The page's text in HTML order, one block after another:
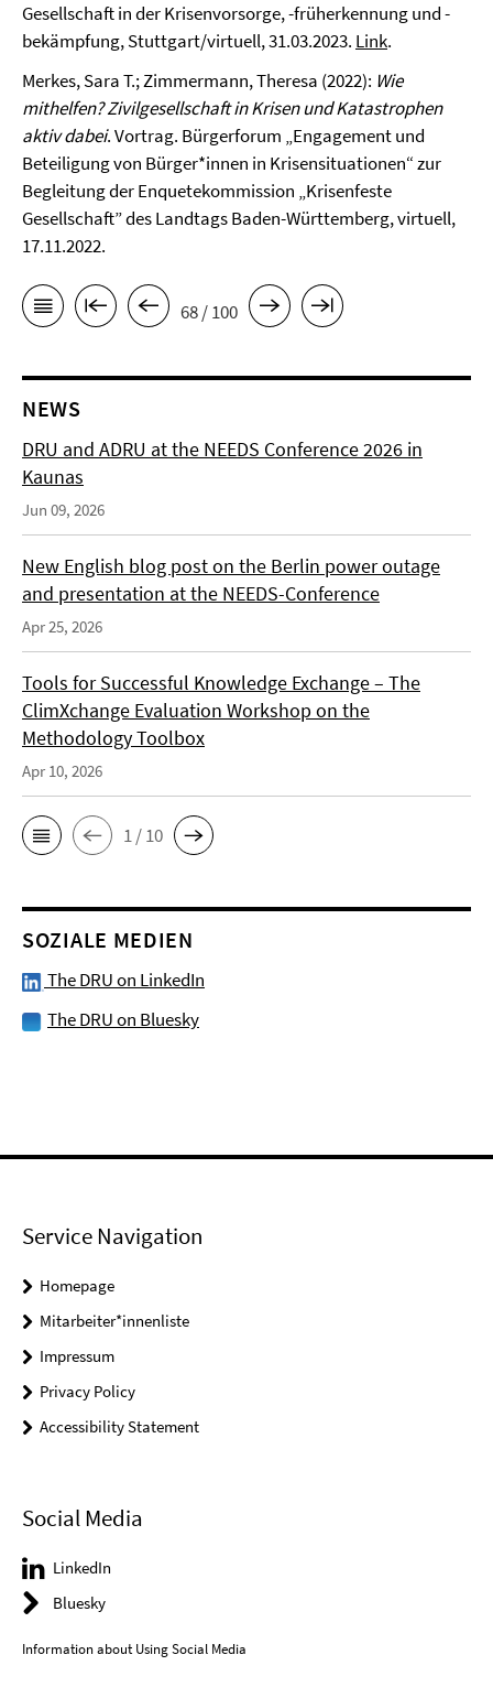
Gesellschaft in der Krisenvorsorge, -früherkennung und -
bekämpfung, Stuttgart/virtuell, 31.03.2023. Link.
Merkes, Sara T.; Zimmermann, Theresa (2022): Wie
mithelfen? Zivilgesellschaft in Krisen und Katastrophen
aktiv dabei. Vortrag. Bürgerforum „Engagement und
Beteiligung von Bürger*innen in Krisensituationen“ zur
Begleitung der Enquetekommission „Krisenfeste
Gesellschaft” des Landtags Baden-Württemberg, virtuell,
17.11.2022.
68 / 100
NEWS
DRU and ADRU at the NEEDS Conference 2026 in
Kaunas
Jun 09, 2026
New English blog post on the Berlin power outage
and presentation at the NEEDS-Conference
Apr 25, 2026
Tools for Successful Knowledge Exchange – The
ClimXchange Evaluation Workshop on the
Methodology Toolbox
Apr 10, 2026
1 / 10
SOZIALE MEDIEN
The DRU on LinkedIn
The DRU on Bluesky
Service Navigation
Homepage
Mitarbeiter*innenliste
Impressum
Privacy Policy
Accessibility Statement
Social Media
LinkedIn
Bluesky
Information about Using Social Media